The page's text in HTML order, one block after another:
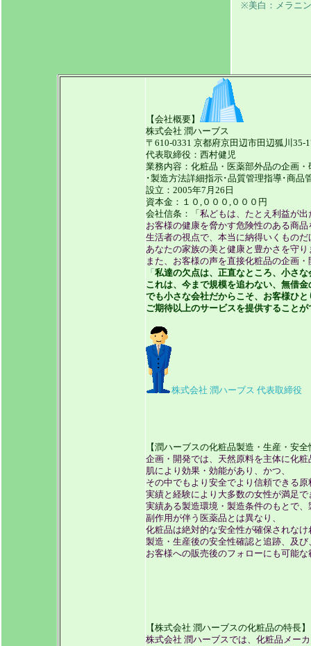
※美白：メラニ
【会社概要】
株式会社 潤ハーブス
〒610-0331 京都府京田辺市田辺狐川35-
代表取締役：西村健児
業務内容：化粧品・医薬部外品の企画
･製造方法詳細指示･品質管理指導･商品
設立：2005年7月26日
資本金：１０,０００,０００円
会社信条：「 私どもは、たとえ利益が
お客様の健康を脅かす危険性のある商
生活者の視点で、本当に納得いくものだ
あなたの家族の美と健康と豊かさを守り
また、お客様の声を直接化粧品の企画
「 私達の欠点は、正直なところ、小さ
これは、今まで規模を追わない、無借
でも小さな会社だからこそ、お客様ひと
ご期待以上のサービスを提供すること
株式会社 潤ハーブス 代表取締役
【潤ハーブスの化粧品製造・生産・安
企画・開発では、天然原料を主体に化
肌により効果・効能があり、かつ、
その中でもより安全でより信頼できる
実績と経験により大多数の女性が満足
実績ある製造環境・製造条件のもとで
副作用が伴う医薬品とは異なり、
化粧品は絶対的な安全性が確保されな
製造・生産後の安全性確認と追跡、及び
お客様への販売後のフォローにも可能
【株式会社 潤ハーブスの化粧品の特長】
株式会社 潤ハーブスでは、化粧品メー